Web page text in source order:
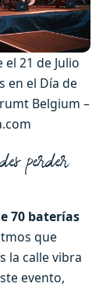
21 de Julio
en el Día de
Belgium –
perder
70 baterías
que
la calle vibra
evento,